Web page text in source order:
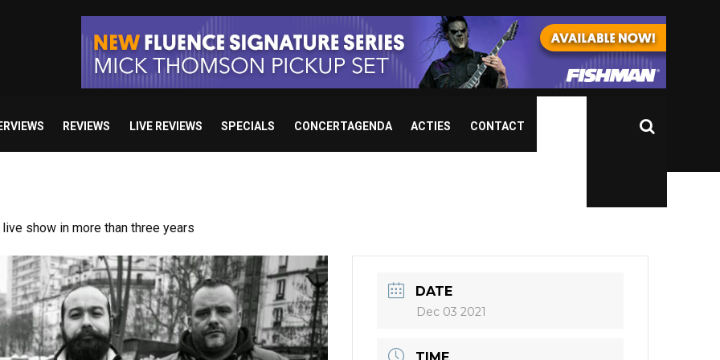
REVIEWS LIVE REVIEWS SPECIALS CONCERTAGENDA ACTIES CONTACT
live show in more than three years
DATE
Dec 03 2021